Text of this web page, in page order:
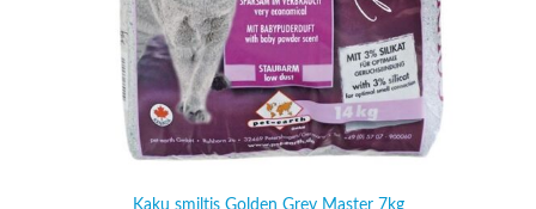
Kaķu smiltis Golden Grey Master 7kg